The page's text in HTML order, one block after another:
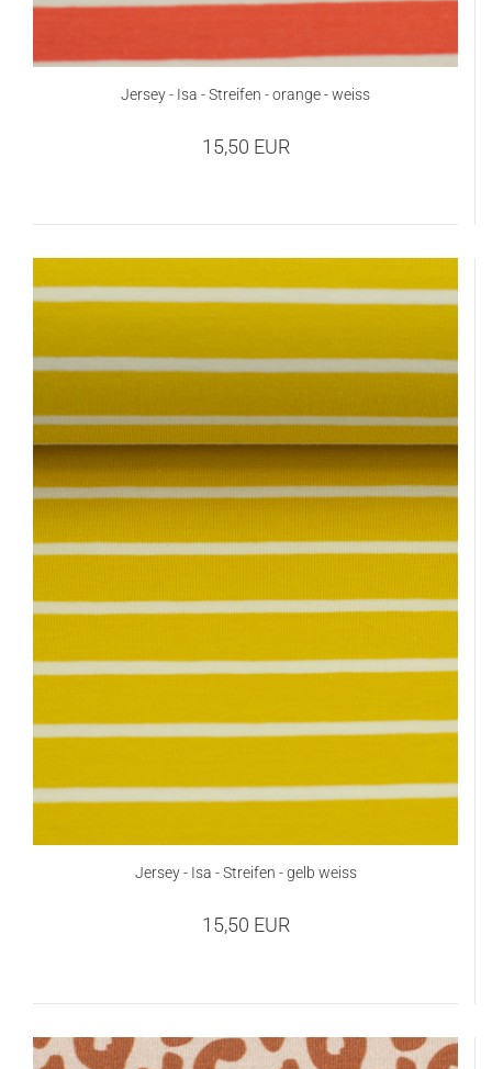
Jersey - Isa - Streifen - orange - weiss
15,50 EUR
Jersey - Isa - Streifen - gelb weiss
15,50 EUR